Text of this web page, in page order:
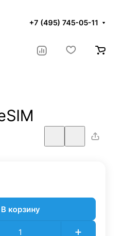
+7 (495) 745-05-11
В корзину